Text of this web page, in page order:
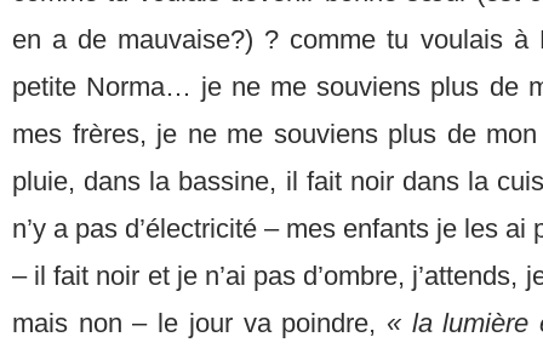
en a de mauvaise?) ? comme tu voulais
petite Norma… je ne me souviens plus de
mes frères, je ne me souviens plus de
pluie, dans la bassine, il fait noir dans la
n’y a pas d’électricité – mes enfants je les ai
– il fait noir et je n’ai pas d’ombre, j’attends,
mais non – le jour va poindre, « la lumière